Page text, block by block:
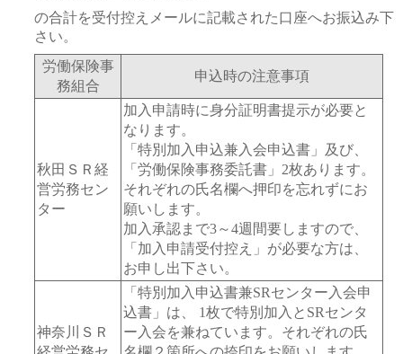
の合計を受付控えメールに記載された口座へお振込み下
さい。
労働保険事
務組合
申込時の注意事項
秋田ＳＲ経
営労務セン
ター
加入申請時に身分証明書提示が必要と
なります。
「特別加入申込兼入会申込書」及び、
「労働保険事務委託書」2枚あります。
それぞれの氏名欄へ押印を忘れずにお
願いします。
加入承認まで3～4週間要しますので、
「加入申請受付控え」が必要な方は、
お申し出下さい。
神奈川ＳＲ
「特別加入申込書兼SRセンター入会申
込書」は、 1枚で特別加入とSRセンタ
ー入会を兼ねています。それぞれの氏